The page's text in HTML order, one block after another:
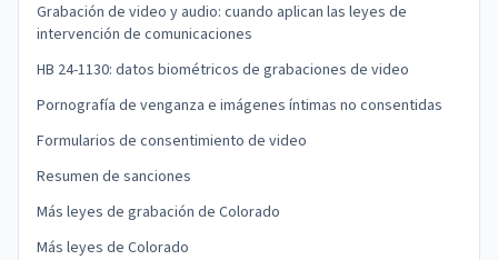
Grabación de video y audio: cuando aplican las leyes de
intervención de comunicaciones
HB 24-1130: datos biométricos de grabaciones de video
Pornografía de venganza e imágenes íntimas no consentidas
Formularios de consentimiento de video
Resumen de sanciones
Más leyes de grabación de Colorado
Más leyes de Colorado